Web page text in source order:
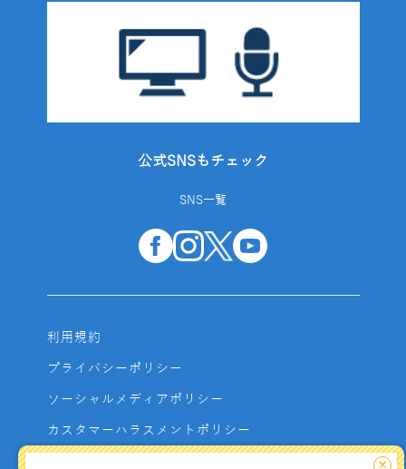
公式SNSもチェック
SNS一覧
利用規約
プライバシーポリシー
ソーシャルメディアポリシー
カスタマーハラスメントポリシー
×